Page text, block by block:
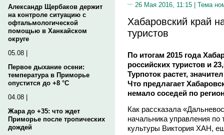
Александр Щербаков держит
на контроле ситуацию с
офтальмологической
помощью в Ханкайском
округе
05.08 |
Первое дыхание осени:
температура в Приморье
опустится до +8 °C
04.08 |
Жара до +35: что ждет
Приморье после тропических
дождей
26 Мая 2016, 11:15 | Тема
Хабаровский край
туристов
По итогам 2015 года
российских туристов и
Турпоток растет,
Что предлагает
немало соседей по
Как рассказала
начальника управления по
культуры Виктория ХАН,